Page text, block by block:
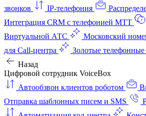
звонков
IP-телефония
Интеграция CRM с телефонией МТТ
Виртуальной АТС
Московский
для Call-центра
Золотые телефонные
Назад
Цифровой сотрудник VoiceBox
Автообзвон клиентов роботом
Отправка шаблонных писем и SMS